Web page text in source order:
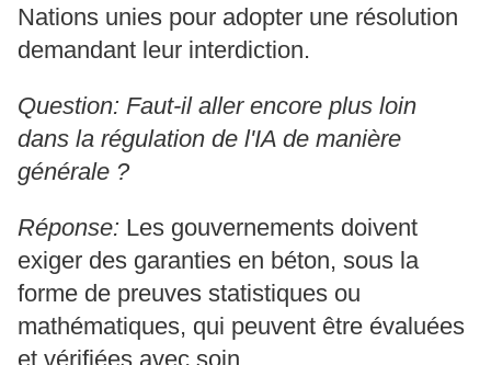
Nations unies pour adopter une résolution
demandant leur interdiction.
Question: Faut-il aller encore plus loin
dans la régulation de l'IA de manière
générale ?
Réponse: Les gouvernements doivent
exiger des garanties en béton, sous la
forme de preuves statistiques ou
mathématiques, qui peuvent être évaluées
et vérifiées avec soin.